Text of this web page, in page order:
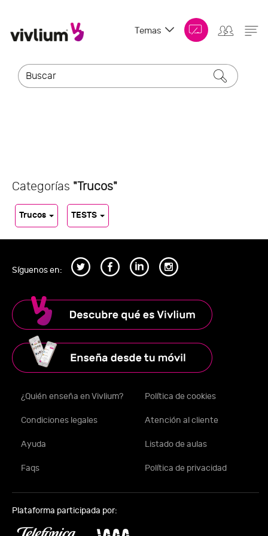
Temas
Categorías "Trucos"
Trucos TESTS
Síguenos en:
¿Quién enseña en Vivlium? Política de cookies
Condiciones legales Atención al cliente
Ayuda Listado de aulas
Faqs Política de privacidad
Plataforma participada por: